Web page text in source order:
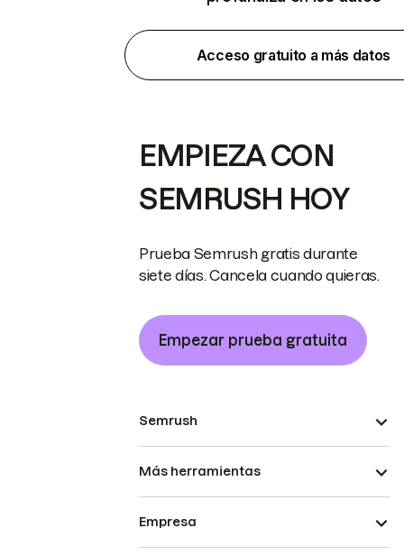
Acceso gratuito a más datos
EMPIEZA CON
SEMRUSH HOY
Prueba Semrush gratis durante
siete días. Cancela cuando quieras.
Empezar prueba gratuita
Semrush
Más herramientas
Empresa